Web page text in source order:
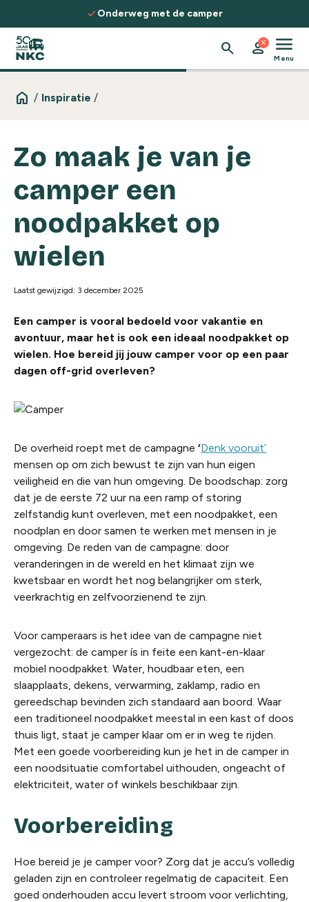
Spring naar de inhoudOnderweg met de camper
search person
close menu
Menu
home / Inspiratie /
Zo maak je van je
camper een
noodpakket op
wielen
Laatst gewijzigd: 3 december 2025
Een camper is vooral bedoeld voor vakantie en
avontuur, maar het is ook een ideaal noodpakket op
wielen. Hoe bereid jij jouw camper voor op een paar
dagen off-grid overleven?
De overheid roept met de campagne ‘Denk vooruit’
mensen op om zich bewust te zijn van hun eigen
veiligheid en die van hun omgeving. De boodschap: zorg
dat je de eerste 72 uur na een ramp of storing
zelfstandig kunt overleven, met een noodpakket, een
noodplan en door samen te werken met mensen in je
omgeving. De reden van de campagne: door
veranderingen in de wereld en het klimaat zijn we
kwetsbaar en wordt het nog belangrijker om sterk,
veerkrachtig en zelfvoorzienend te zijn.
Voor camperaars is het idee van de campagne niet
vergezocht: de camper ís in feite een kant-en-klaar
mobiel noodpakket. Water, houdbaar eten, een
slaapplaats, dekens, verwarming, zaklamp, radio en
gereedschap bevinden zich standaard aan boord. Waar
een traditioneel noodpakket meestal in een kast of doos
thuis ligt, staat je camper klaar om er in weg te rijden.
Met een goede voorbereiding kun je het in de camper in
een noodsituatie comfortabel uithouden, ongeacht of
elektriciteit, water of winkels beschikbaar zijn.
Voorbereiding
Hoe bereid je je camper voor? Zorg dat je accu’s volledig
geladen zijn en controleer regelmatig de capaciteit. Een
goed onderhouden accu levert stroom voor verlichting,